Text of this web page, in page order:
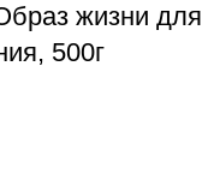
жизни для
500г